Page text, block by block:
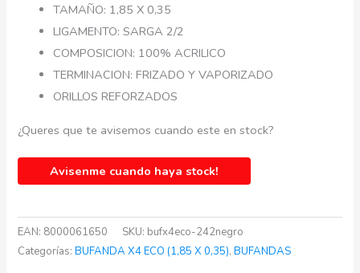
TAMAÑO: 1,85 X 0,35
LIGAMENTO: SARGA 2/2
COMPOSICION: 100% ACRILICO
TERMINACION: FRIZADO Y VAPORIZADO
ORILLOS REFORZADOS
¿Queres que te avisemos cuando este en stock?
Avisenme cuando haya stock!
EAN: 8000061650 SKU: bufx4eco-242negro
Categorías:BUFANDA X4 ECO (1,85 X 0,35),BUFANDAS